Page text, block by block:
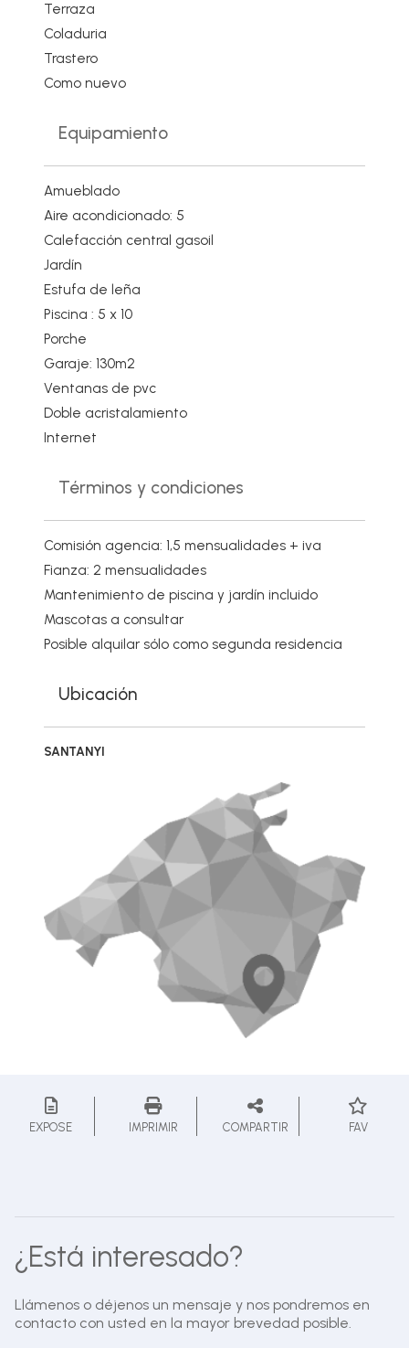
Terraza
Coladuria
Trastero
Como nuevo
Equipamiento
Amueblado
Aire acondicionado: 5
Calefacción central gasoil
Jardín
Estufa de leña
Piscina : 5 x 10
Porche
Garaje: 130m2
Ventanas de pvc
Doble acristalamiento
Internet
Términos y condiciones
Comisión agencia: 1,5 mensualidades + iva
Fianza: 2 mensualidades
Mantenimiento de piscina y jardín incluido
Mascotas a consultar
Posible alquilar sólo como segunda residencia
Ubicación
SANTANYI
EXPOSE IMPRIMIR COMPARTIR FAV
¿Está interesado?
Llámenos o déjenos un mensaje y nos pondremos en
contacto con usted en la mayor brevedad posible.